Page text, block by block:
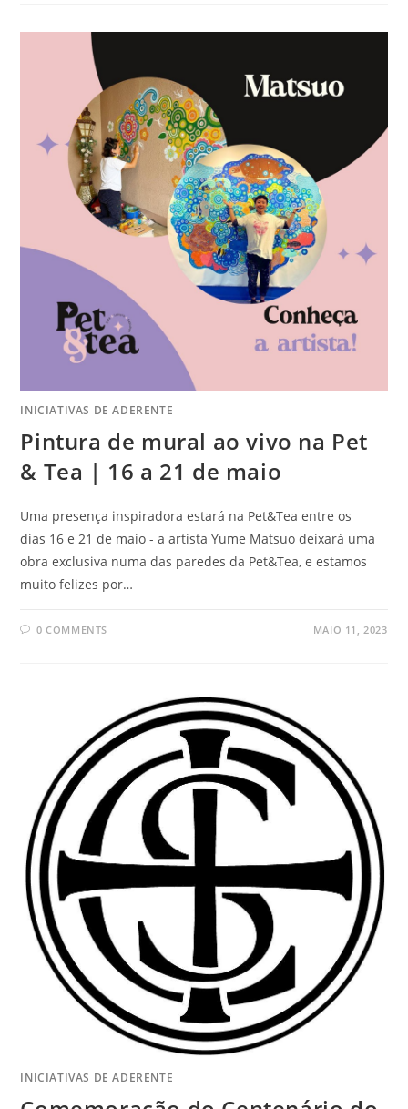
INICIATIVAS DE ADERENTE
Pintura de mural ao vivo na Pet
& Tea | 16 a 21 de maio
Uma presença inspiradora estará na Pet&Tea entre os
dias 16 e 21 de maio - a artista Yume Matsuo deixará uma
obra exclusiva numa das paredes da Pet&Tea, e estamos
muito felizes por…
0 COMMENTS MAIO 11, 2023
INICIATIVAS DE ADERENTE